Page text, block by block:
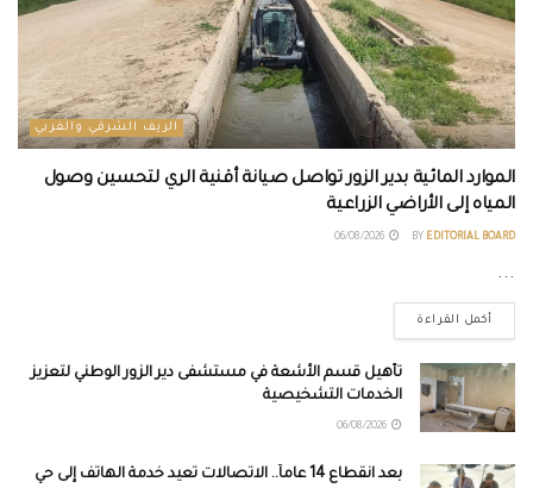
الريف الشرقي والغربي
الموارد المائية بدير الزور تواصل صيانة أقنية الري لتحسين وصول
المياه إلى الأراضي الزراعية
BY EDITORIAL BOARD
...
أكمل القراءة
تأهيل قسم الأشعة في مستشفى دير الزور الوطني لتعزيز
الخدمات التشخيصية
بعد انقطاع 14 عاماً.. الاتصالات تعيد خدمة الهاتف إلى حي